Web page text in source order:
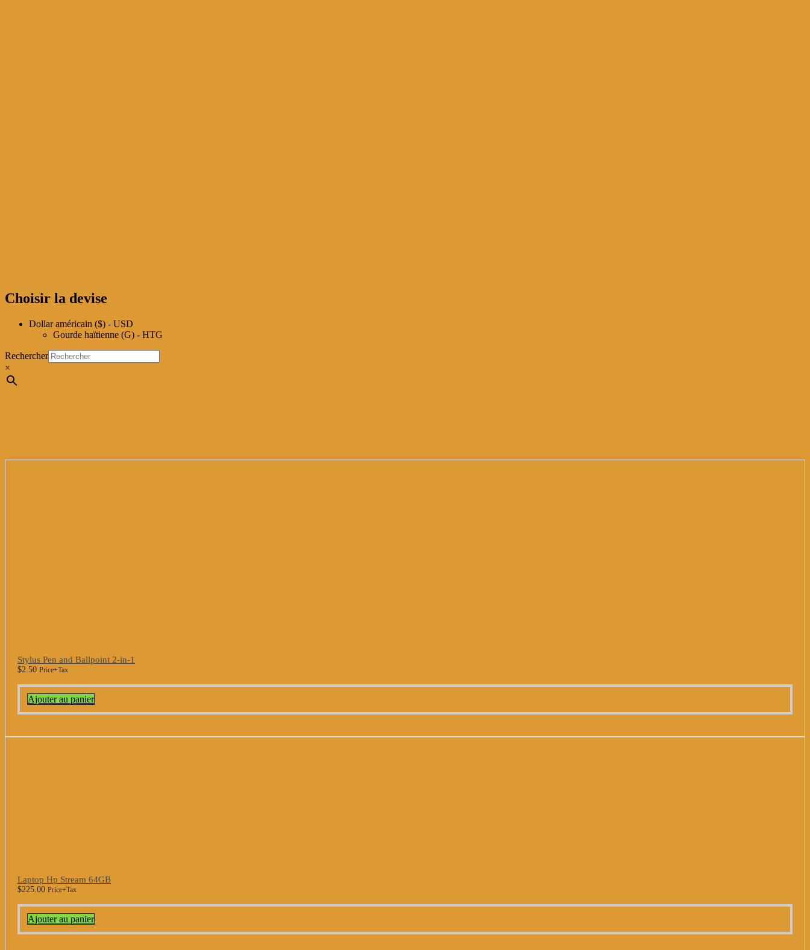
Choisir la devise
Dollar américain ($) - USD
Gourde haïtienne (G) - HTG
Rechercher
×
Stylus Pen and Ballpoint 2-in-1
$2.50 Price+Tax
Ajouter au panier
Laptop Hp Stream 64GB
$225.00 Price+Tax
Ajouter au panier